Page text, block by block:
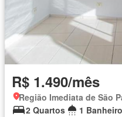
R$ 1.490/mês
2 Quartos
1 Banheiro